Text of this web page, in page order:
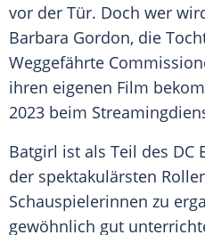
vor der Tür. Doch wer
Barbara Gordon, die
Weggefährte
ihren eigenen Film
2023 beim
Batgirl ist als Teil des DC
der spektakulärsten
Schauspielerinnen zu
gewöhnlich gut